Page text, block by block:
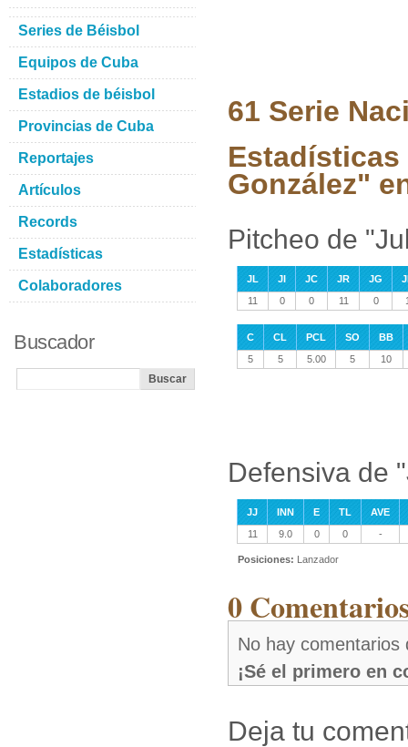
61 Serie
González"
Pitcheo de
JL JI JC JR JG
11
0 0 11 0
C CL PCL SO
BB
5
5 5.00 5 10
Defensiva de
JJ INN E TL
AVE
11
9.0 0 0 -
Posiciones: Lanzador
0
No hay comentarios
¡Sé el primero en
Deja tu
Series de Béisbol
Equipos de Cuba
Estadios de béisbol
Provincias de Cuba
Reportajes
Artículos
Records
Estadísticas
Colaboradores
Buscador